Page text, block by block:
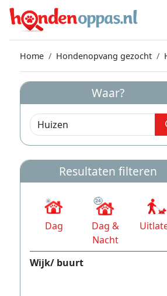
Home Hondenopvang gezocht
Waar?
Resultaten filteren
Dag
Dag &
Nacht
Wijk/ buurt